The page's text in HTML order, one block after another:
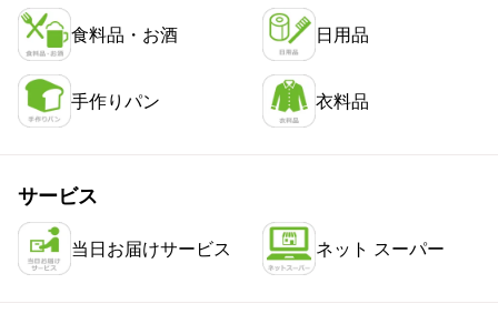
食料品・お酒 日用品
手作りパン 衣料品
サービス
当日お届けサービス ネット スーパー